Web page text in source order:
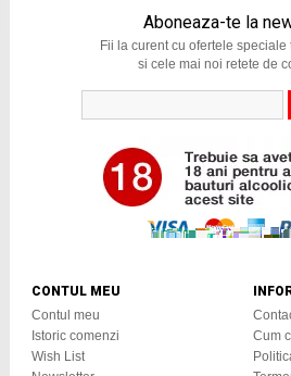
Aboneaza-te la
Fii la curent cu ofertele
si cele mai noi retete de
CONTUL MEU
Contul meu
Istoric comenzi
Wish List
Cum